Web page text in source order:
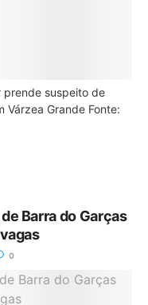
prende suspeito de
Várzea Grande Fonte:
Barra do Garças
0